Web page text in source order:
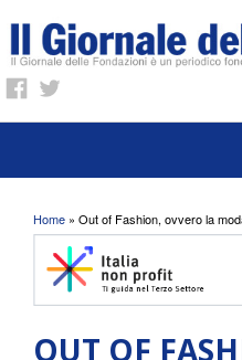
Tu sei qui
Home » Out of Fashion, ovvero la
OUT OF